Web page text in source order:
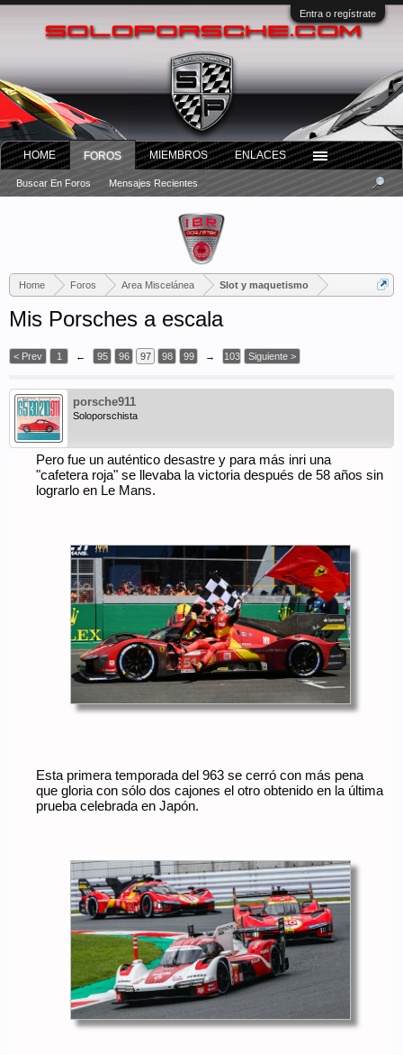
Entra o regístrate
Home Foros Area Miscelánea Slot y maquetismo
Mis Porsches a escala
< Prev 1 ← 95 96 97 98 99 → 103 Siguiente >
porsche911
Soloporschista
Pero fue un auténtico desastre y para más inri una
"cafetera roja" se llevaba la victoria después de 58 años sin
lograrlo en Le Mans.
Esta primera temporada del 963 se cerró con más pena
que gloria con sólo dos cajones el otro obtenido en la última
prueba celebrada en Japón.
HOME FOROS
Buscar En Foros Mensajes Recientes
MIEMBROS ENLACES